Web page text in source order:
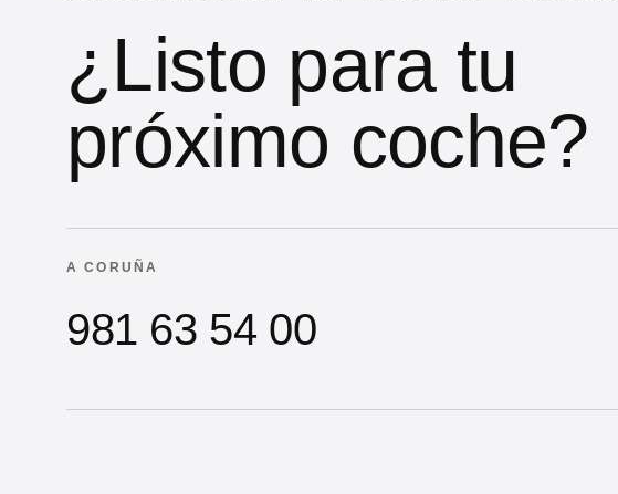
¿Listo para tu
próximo coche?
A CORUÑA
981 63 54 00